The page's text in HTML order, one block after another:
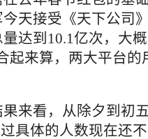
天接受《天下公司
达到 10.1亿次，大
起来算，两大平台的
来看，从除夕到初
具体的人数现在还